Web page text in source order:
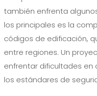
también enfrenta
los principales es la
códigos de edificación,
entre regiones. Un
enfrentar dificultades en
los estándares de